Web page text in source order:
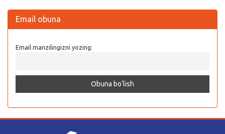
Email obuna
Email manzilingizni yozing: